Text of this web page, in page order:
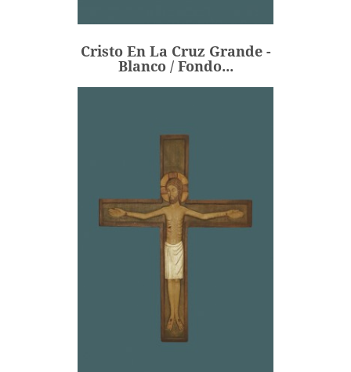
Cristo En La Cruz Grande -
Blanco / Fondo...
Precio
241,07 €
AÑADIR
Cristo En La Cruz Grande -